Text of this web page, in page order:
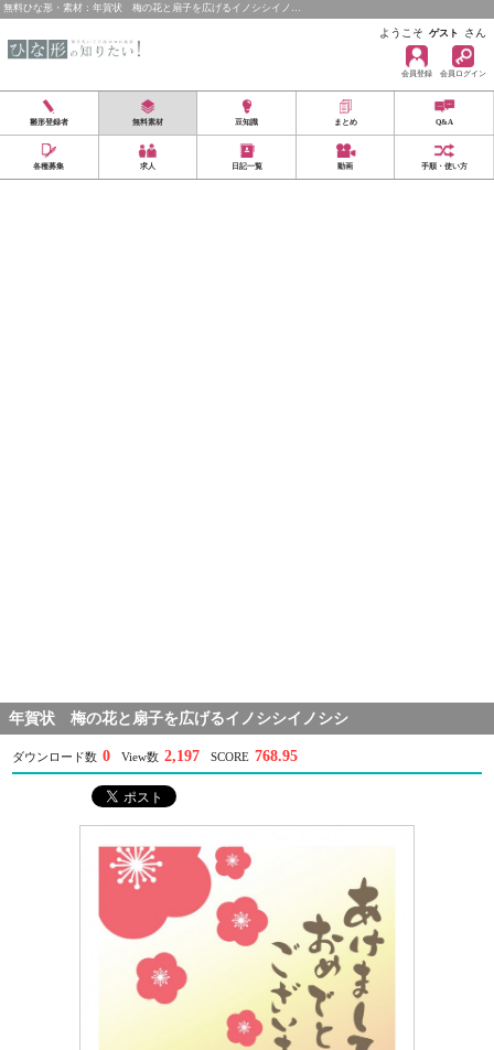
無料ひな形・素材：年賀状 梅の花と扇子を広げるイノシシイノ…
ようこそ ゲスト さん
会員登録 会員ログイン
雛形登録者 無料素材 豆知識 まとめ Q&A
各種募集 求人 日記一覧 動画 手順・使い方
年賀状 梅の花と扇子を広げるイノシシイノシシ
ダウンロード数 0 View数 2,197 SCORE 768.95